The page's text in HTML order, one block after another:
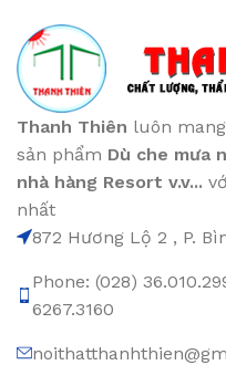
Thanh Thiên luôn
sản phẩm Dù che mưa
nhà hàng Resort v.v...
nhất
872 Hương Lộ 2 , P.
Phone: (028)
6267.3160